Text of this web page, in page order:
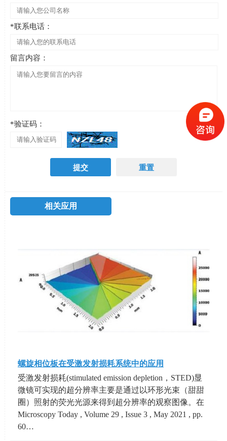
*联系电话：
留言内容：
*验证码：
相关应用
螺旋相位板在受激发射损耗系统中的应用
受激发射损耗(stimulated emission depletion，STED)显
微镜可实现的超分辨率主要是通过以环形光束（甜甜
圈）照射的荧光光源来得到超分辨率的观察图像。在
Microscopy Today , Volume 29 , Issue 3 , May 2021 , pp.
60…